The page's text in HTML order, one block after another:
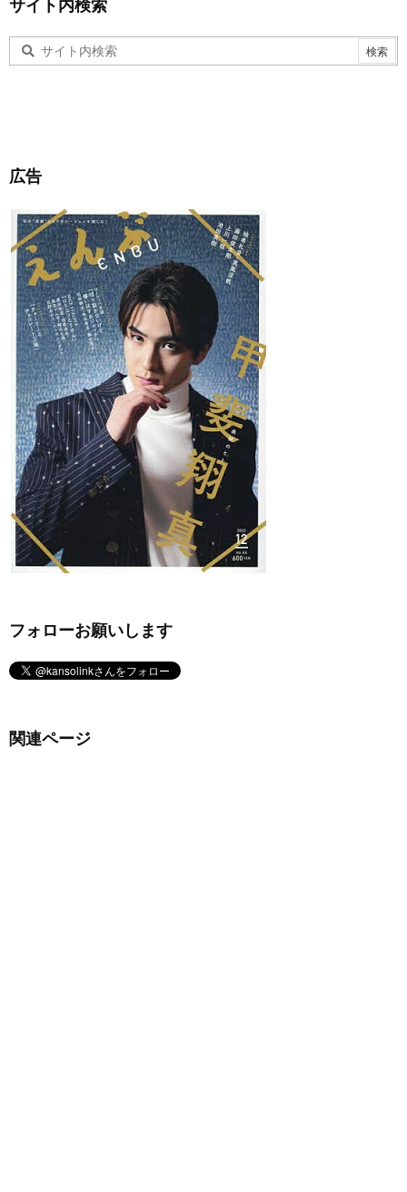
サイト内検索
広告
フォローお願いします
関連ページ